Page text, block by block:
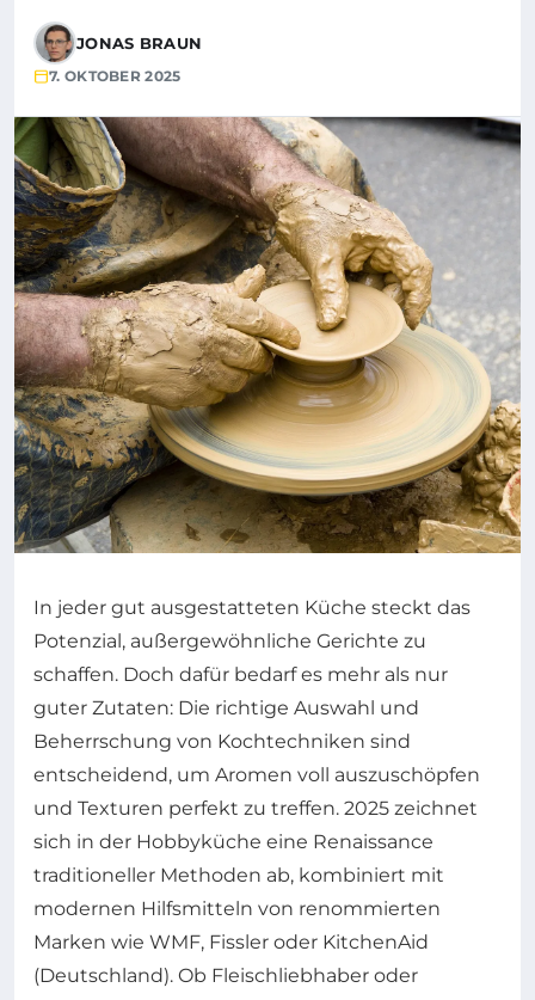
JONAS BRAUN
7. OKTOBER 2025
In jeder gut ausgestatteten Küche steckt das
Potenzial, außergewöhnliche Gerichte zu
schaffen. Doch dafür bedarf es mehr als nur
guter Zutaten: Die richtige Auswahl und
Beherrschung von Kochtechniken sind
entscheidend, um Aromen voll auszuschöpfen
und Texturen perfekt zu treffen. 2025 zeichnet
sich in der Hobbyküche eine Renaissance
traditioneller Methoden ab, kombiniert mit
modernen Hilfsmitteln von renommierten
Marken wie WMF, Fissler oder KitchenAid
(Deutschland). Ob Fleischliebhaber oder